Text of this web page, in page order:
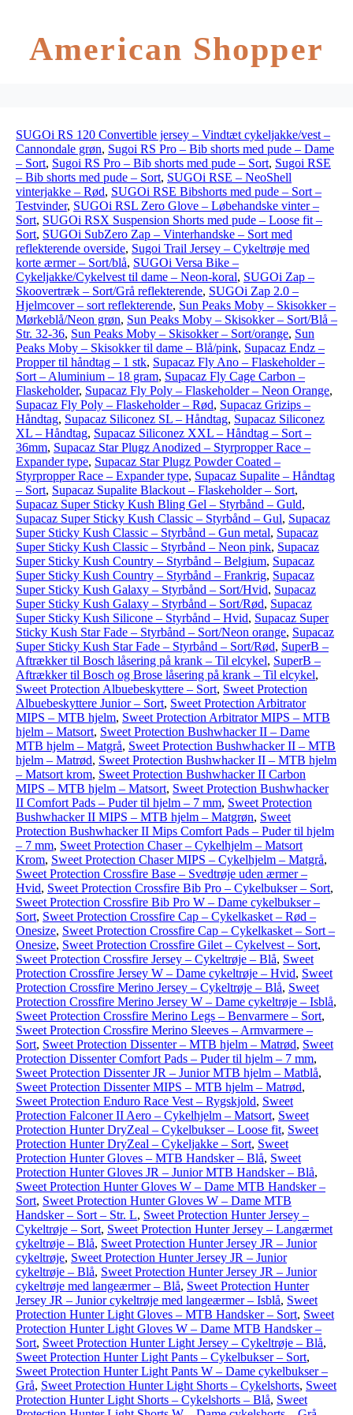
American Shopper
SUGOi RS 120 Convertible jersey – Vindtæt cykeljakke/vest –
Cannondale grøn, Sugoi RS Pro – Bib shorts med pude – Dame
– Sort, Sugoi RS Pro – Bib shorts med pude – Sort, Sugoi RSE
– Bib shorts med pude – Sort, SUGOi RSE – NeoShell
vinterjakke – Rød, SUGOi RSE Bibshorts med pude – Sort –
Testvinder, SUGOi RSL Zero Glove – Løbehandske vinter –
Sort, SUGOi RSX Suspension Shorts med pude – Loose fit –
Sort, SUGOi SubZero Zap – Vinterhandske – Sort med
reflekterende overside, Sugoi Trail Jersey – Cykeltrøje med
korte ærmer – Sort/blå, SUGOi Versa Bike –
Cykeljakke/Cykelvest til dame – Neon-koral, SUGOi Zap –
Skoovertræk – Sort/Grå reflekterende, SUGOi Zap 2.0 –
Hjelmcover – sort reflekterende, Sun Peaks Moby – Skisokker –
Mørkeblå/Neon grøn, Sun Peaks Moby – Skisokker – Sort/Blå –
Str. 32-36, Sun Peaks Moby – Skisokker – Sort/orange, Sun
Peaks Moby – Skisokker til dame – Blå/pink, Supacaz Endz –
Propper til håndtag – 1 stk, Supacaz Fly Ano – Flaskeholder –
Sort – Aluminium – 18 gram, Supacaz Fly Cage Carbon –
Flaskeholder, Supacaz Fly Poly – Flaskeholder – Neon Orange,
Supacaz Fly Poly – Flaskeholder – Rød, Supacaz Grizips –
Håndtag, Supacaz Siliconez SL – Håndtag, Supacaz Siliconez
XL – Håndtag, Supacaz Siliconez XXL – Håndtag – Sort –
36mm, Supacaz Star Plugz Anodized – Styrpropper Race –
Expander type, Supacaz Star Plugz Powder Coated –
Styrpropper Race – Expander type, Supacaz Supalite – Håndtag
– Sort, Supacaz Supalite Blackout – Flaskeholder – Sort,
Supacaz Super Sticky Kush Bling Gel – Styrbånd – Guld,
Supacaz Super Sticky Kush Classic – Styrbånd – Gul, Supacaz
Super Sticky Kush Classic – Styrbånd – Gun metal, Supacaz
Super Sticky Kush Classic – Styrbånd – Neon pink, Supacaz
Super Sticky Kush Country – Styrbånd – Belgium, Supacaz
Super Sticky Kush Country – Styrbånd – Frankrig, Supacaz
Super Sticky Kush Galaxy – Styrbånd – Sort/Hvid, Supacaz
Super Sticky Kush Galaxy – Styrbånd – Sort/Rød, Supacaz
Super Sticky Kush Silicone – Styrbånd – Hvid, Supacaz Super
Sticky Kush Star Fade – Styrbånd – Sort/Neon orange, Supacaz
Super Sticky Kush Star Fade – Styrbånd – Sort/Rød, SuperB –
Aftrækker til Bosch låsering på krank – Til elcykel, SuperB –
Aftrækker til Bosch og Brose låsering på krank – Til elcykel,
Sweet Protection Albuebeskyttere – Sort, Sweet Protection
Albuebeskyttere Junior – Sort, Sweet Protection Arbitrator
MIPS – MTB hjelm, Sweet Protection Arbitrator MIPS – MTB
hjelm – Matsort, Sweet Protection Bushwhacker II – Dame
MTB hjelm – Matgrå, Sweet Protection Bushwhacker II – MTB
hjelm – Matrød, Sweet Protection Bushwhacker II – MTB hjelm
– Matsort krom, Sweet Protection Bushwhacker II Carbon
MIPS – MTB hjelm – Matsort, Sweet Protection Bushwhacker
II Comfort Pads – Puder til hjelm – 7 mm, Sweet Protection
Bushwhacker II MIPS – MTB hjelm – Matgrøn, Sweet
Protection Bushwhacker II Mips Comfort Pads – Puder til hjelm
– 7 mm, Sweet Protection Chaser – Cykelhjelm – Matsort
Krom, Sweet Protection Chaser MIPS – Cykelhjelm – Matgrå,
Sweet Protection Crossfire Base – Svedtrøje uden ærmer –
Hvid, Sweet Protection Crossfire Bib Pro – Cykelbukser – Sort,
Sweet Protection Crossfire Bib Pro W – Dame cykelbukser –
Sort, Sweet Protection Crossfire Cap – Cykelkasket – Rød –
Onesize, Sweet Protection Crossfire Cap – Cykelkasket – Sort –
Onesize, Sweet Protection Crossfire Gilet – Cykelvest – Sort,
Sweet Protection Crossfire Jersey – Cykeltrøje – Blå, Sweet
Protection Crossfire Jersey W – Dame cykeltrøje – Hvid, Sweet
Protection Crossfire Merino Jersey – Cykeltrøje – Blå, Sweet
Protection Crossfire Merino Jersey W – Dame cykeltrøje – Isblå,
Sweet Protection Crossfire Merino Legs – Benvarmere – Sort,
Sweet Protection Crossfire Merino Sleeves – Armvarmere –
Sort, Sweet Protection Dissenter – MTB hjelm – Matrød, Sweet
Protection Dissenter Comfort Pads – Puder til hjelm – 7 mm,
Sweet Protection Dissenter JR – Junior MTB hjelm – Matblå,
Sweet Protection Dissenter MIPS – MTB hjelm – Matrød,
Sweet Protection Enduro Race Vest – Rygskjold, Sweet
Protection Falconer II Aero – Cykelhjelm – Matsort, Sweet
Protection Hunter DryZeal – Cykelbukser – Loose fit, Sweet
Protection Hunter DryZeal – Cykeljakke – Sort, Sweet
Protection Hunter Gloves – MTB Handsker – Blå, Sweet
Protection Hunter Gloves JR – Junior MTB Handsker – Blå,
Sweet Protection Hunter Gloves W – Dame MTB Handsker –
Sort, Sweet Protection Hunter Gloves W – Dame MTB
Handsker – Sort – Str. L, Sweet Protection Hunter Jersey –
Cykeltrøje – Sort, Sweet Protection Hunter Jersey – Langærmet
cykeltrøje – Blå, Sweet Protection Hunter Jersey JR – Junior
cykeltrøje, Sweet Protection Hunter Jersey JR – Junior
cykeltrøje – Blå, Sweet Protection Hunter Jersey JR – Junior
cykeltrøje med langeærmer – Blå, Sweet Protection Hunter
Jersey JR – Junior cykeltrøje med langeærmer – Isblå, Sweet
Protection Hunter Light Gloves – MTB Handsker – Sort, Sweet
Protection Hunter Light Gloves W – Dame MTB Handsker –
Sort, Sweet Protection Hunter Light Jersey – Cykeltrøje – Blå,
Sweet Protection Hunter Light Pants – Cykelbukser – Sort,
Sweet Protection Hunter Light Pants W – Dame cykelbukser –
Grå, Sweet Protection Hunter Light Shorts – Cykelshorts, Sweet
Protection Hunter Light Shorts – Cykelshorts – Blå, Sweet